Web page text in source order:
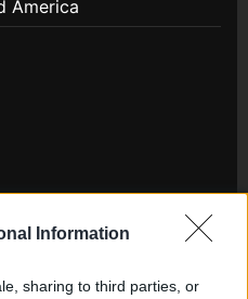
Information
sharing to third parties, or
America